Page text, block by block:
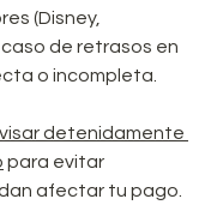
(Disney,
de retrasos en
o incompleta.
detenidamente
para evitar
afectar tu pago.